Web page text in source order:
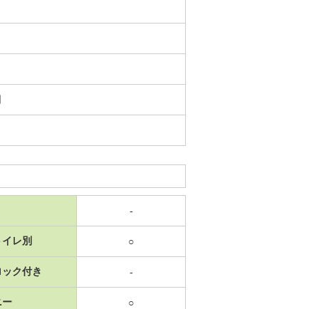
-
レ別 ○
ク付き -
ー ○